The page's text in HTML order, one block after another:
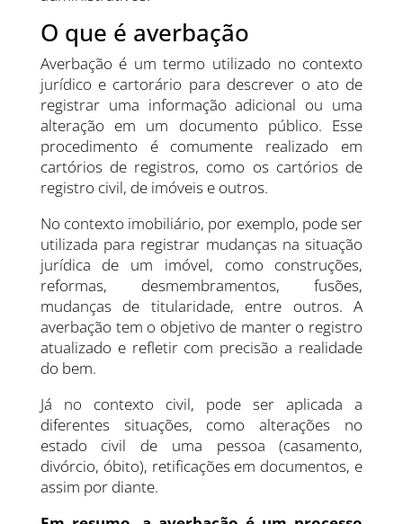
O que é averbação
Averbação é um termo utilizado no contexto
jurídico e cartorário para descrever o ato de
registrar uma informação adicional ou uma
alteração em um documento público. Esse
procedimento é comumente realizado em
cartórios de registros, como os cartórios de
registro civil, de imóveis e outros.
No contexto imobiliário, por exemplo, pode ser
utilizada para registrar mudanças na situação
jurídica de um imóvel, como construções,
reformas, desmembramentos, fusões,
mudanças de titularidade, entre outros. A
averbação tem o objetivo de manter o registro
atualizado e refletir com precisão a realidade
do bem.
Já no contexto civil, pode ser aplicada a
diferentes situações, como alterações no
estado civil de uma pessoa (casamento,
divórcio, óbito), retificações em documentos, e
assim por diante.